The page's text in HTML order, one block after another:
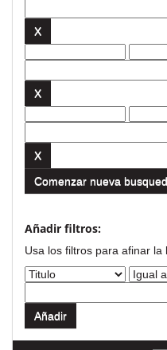
Comenzar nueva
Añadir filtros:
Usa los filtros para afinar la